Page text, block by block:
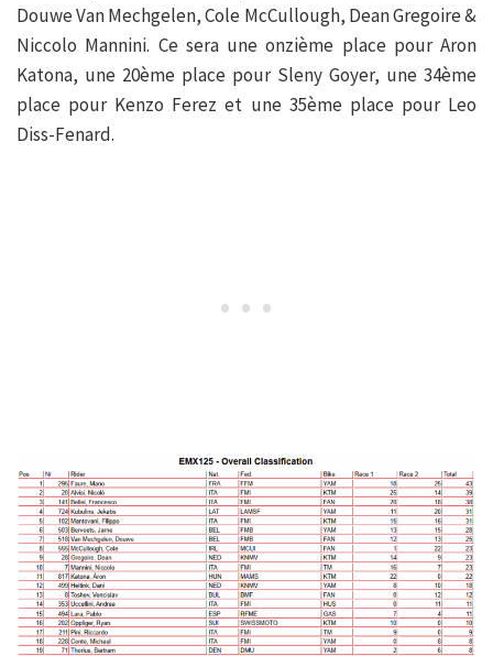
Douwe Van Mechgelen, Cole McCullough, Dean Gregoire &
Niccolo Mannini. Ce sera une onzième place pour Aron
Katona, une 20ème place pour Sleny Goyer, une 34ème
place pour Kenzo Ferez et une 35ème place pour Leo
Diss-Fenard.